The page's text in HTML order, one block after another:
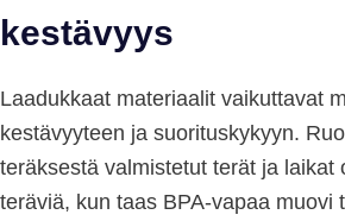
kestävyys
Laadukkaat materiaalit vaikuttavat
kestävyyteen ja suorituskykyyn.
teräksestä valmistetut terät ja laikat
teräviä, kun taas BPA-vapaa muovi